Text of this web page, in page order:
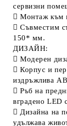
сервизни
 Монтаж към
 Съвместим
150* мм.
ДИЗАЙН:
 Модерен
 Корпус и
издръжлива
 Ръб на
вградено LED
 Дизайна на
удължава